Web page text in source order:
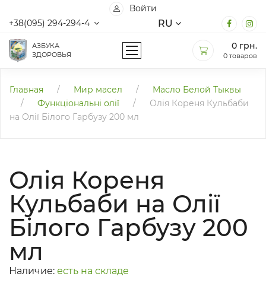
Войти
+38(095) 294-294-4
RU
АЗБУКА
ЗДОРОВЬЯ
0 грн.
0 товаров
Главная / Мир масел /
Масло Белой Тыквы
/
Функціональні олії /
Олія Кореня Кульбаби
на Олії Білого Гарбузу 200 мл
Олія Кореня
Кульбаби на Олії
Білого Гарбузу 200
мл
Наличие: есть на складе